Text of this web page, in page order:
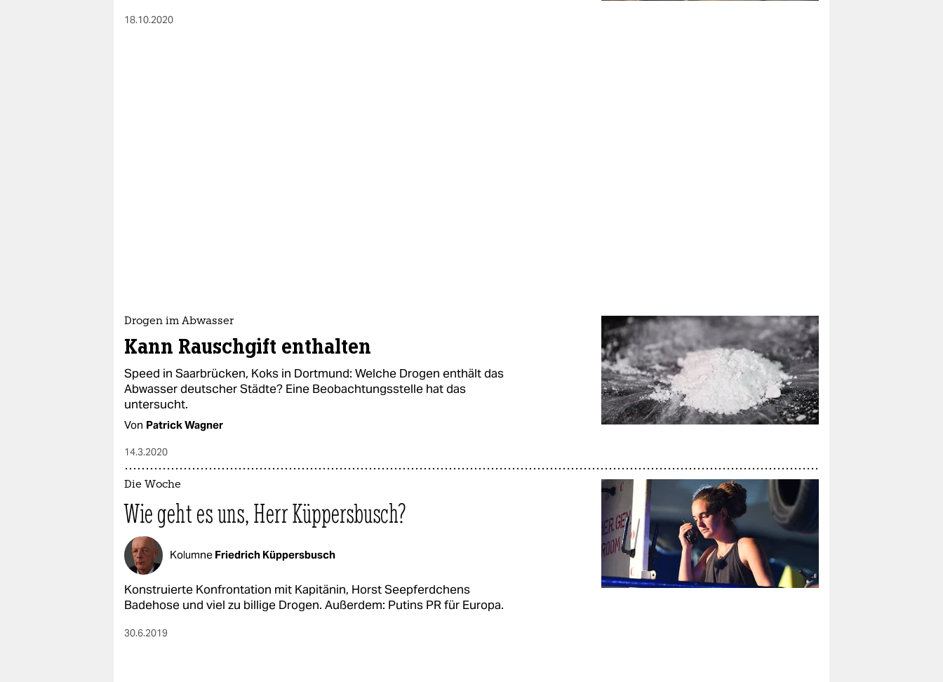
18.10.2020
Drogen im Abwasser
Kann Rauschgift enthalten
Speed in Saarbrücken, Koks in Dortmund: Welche Drogen enthält das
Abwasser deutscher Städte? Eine Beobachtungsstelle hat das
untersucht.
Von Patrick Wagner
14.3.2020
Die Woche
Wie geht es uns, Herr Küppersbusch?
Kolumne Friedrich Küppersbusch
Konstruierte Konfrontation mit Kapitänin, Horst Seepferdchens
Badehose und viel zu billige Drogen. Außerdem: Putins PR für Europa.
30.6.2019